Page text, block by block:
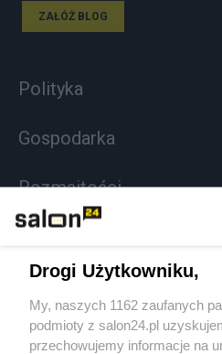
ZAŁÓŻ BLOG
Polityka
Gospodarka
Rozmaitości
Sport
Społeczeństwo
Drogi Użytkowniku,
My, naszych 1162 zaufanych
podmioty z salon24.pl
przechowujemy informacje na